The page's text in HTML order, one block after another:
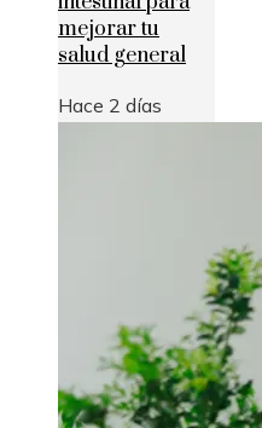
mejorar tu
salud general
Hace 2 días